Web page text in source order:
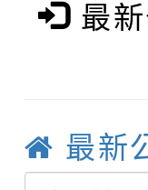
賽實
比賽
轉知
畫影
劇比
轉知
最新
最新